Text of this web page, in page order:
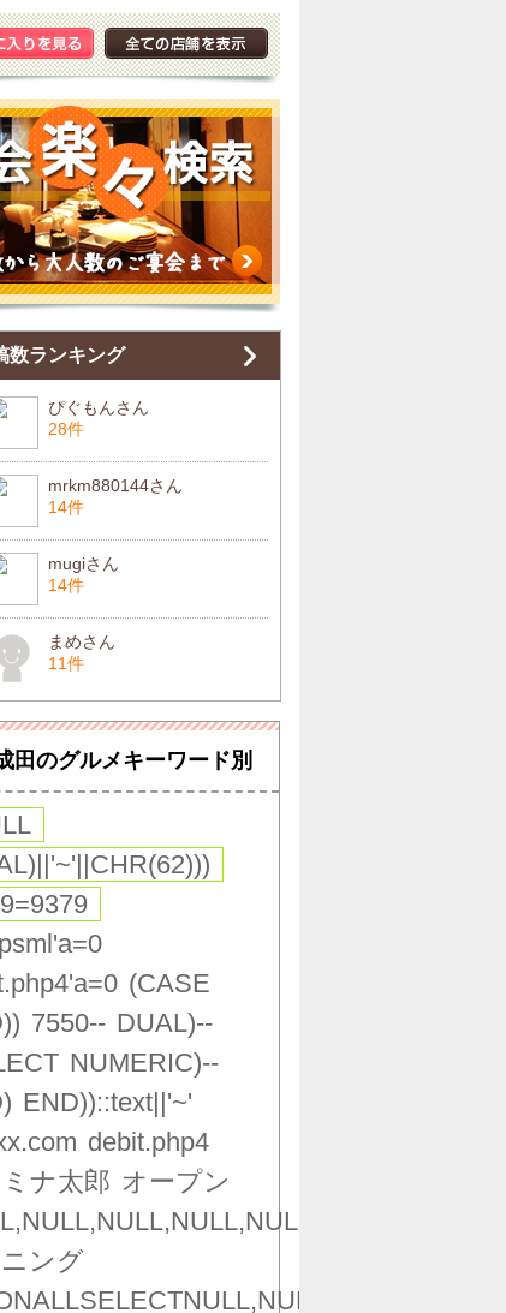
数ランキング
ぴぐもんさん
28件
mrkm880144さん
14件
mugiさん
14件
まめさん
11件
田のグルメキーワード別
(CASE
7550-- DUAL)--
NUMERIC)--
END))::text||'~'
debit.php4
ナ太郎 オープン
ング